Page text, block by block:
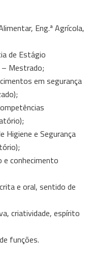
Eng.ª Agrícola,
de Estágio
Mestrado;
em segurança
Higiene e Segurança
e conhecimento
e oral, sentido de
criatividade, espírito
funções.